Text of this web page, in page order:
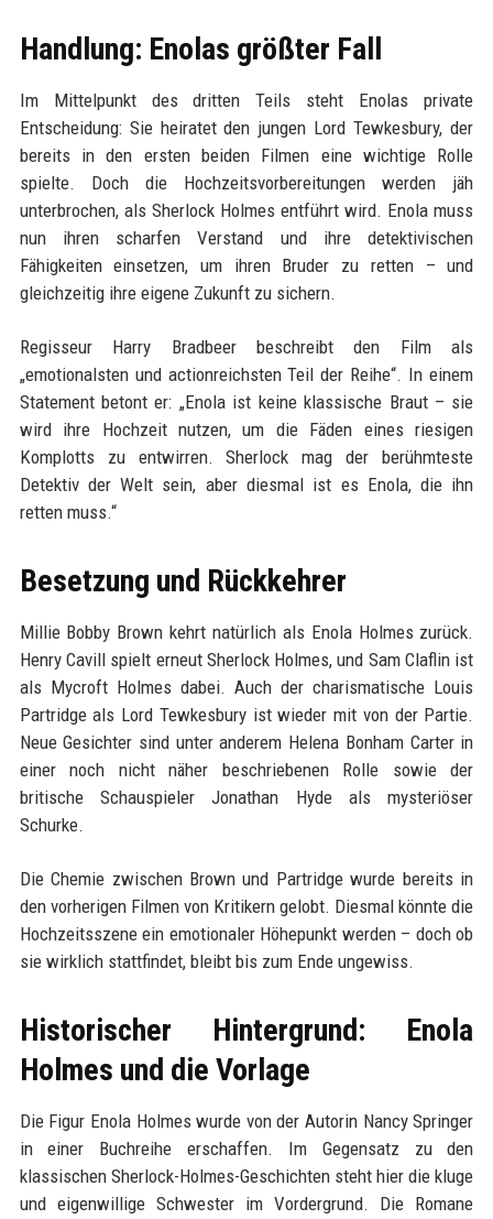
Handlung: Enolas größter Fall
Im Mittelpunkt des dritten Teils steht Enolas private
Entscheidung: Sie heiratet den jungen Lord Tewkesbury, der
bereits in den ersten beiden Filmen eine wichtige Rolle
spielte. Doch die Hochzeitsvorbereitungen werden jäh
unterbrochen, als Sherlock Holmes entführt wird. Enola muss
nun ihren scharfen Verstand und ihre detektivischen
Fähigkeiten einsetzen, um ihren Bruder zu retten – und
gleichzeitig ihre eigene Zukunft zu sichern.
Regisseur Harry Bradbeer beschreibt den Film als
„emotionalsten und actionreichsten Teil der Reihe“. In einem
Statement betont er: „Enola ist keine klassische Braut – sie
wird ihre Hochzeit nutzen, um die Fäden eines riesigen
Komplotts zu entwirren. Sherlock mag der berühmteste
Detektiv der Welt sein, aber diesmal ist es Enola, die ihn
retten muss.“
Besetzung und Rückkehrer
Millie Bobby Brown kehrt natürlich als Enola Holmes zurück.
Henry Cavill spielt erneut Sherlock Holmes, und Sam Claflin ist
als Mycroft Holmes dabei. Auch der charismatische Louis
Partridge als Lord Tewkesbury ist wieder mit von der Partie.
Neue Gesichter sind unter anderem Helena Bonham Carter in
einer noch nicht näher beschriebenen Rolle sowie der
britische Schauspieler Jonathan Hyde als mysteriöser
Schurke.
Die Chemie zwischen Brown und Partridge wurde bereits in
den vorherigen Filmen von Kritikern gelobt. Diesmal könnte die
Hochzeitsszene ein emotionaler Höhepunkt werden – doch ob
sie wirklich stattfindet, bleibt bis zum Ende ungewiss.
Historischer Hintergrund: Enola
Holmes und die Vorlage
Die Figur Enola Holmes wurde von der Autorin Nancy Springer
in einer Buchreihe erschaffen. Im Gegensatz zu den
klassischen Sherlock-Holmes-Geschichten steht hier die kluge
und eigenwillige Schwester im Vordergrund. Die Romane